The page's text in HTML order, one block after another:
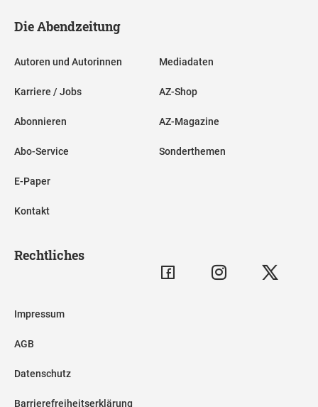
Die Abendzeitung
Autoren und Autorinnen
Karriere / Jobs
Abonnieren
Abo-Service
E-Paper
Kontakt
Mediadaten
AZ-Shop
AZ-Magazine
Sonderthemen
Rechtliches
Impressum
AGB
Datenschutz
Barrierefreiheitserklärung